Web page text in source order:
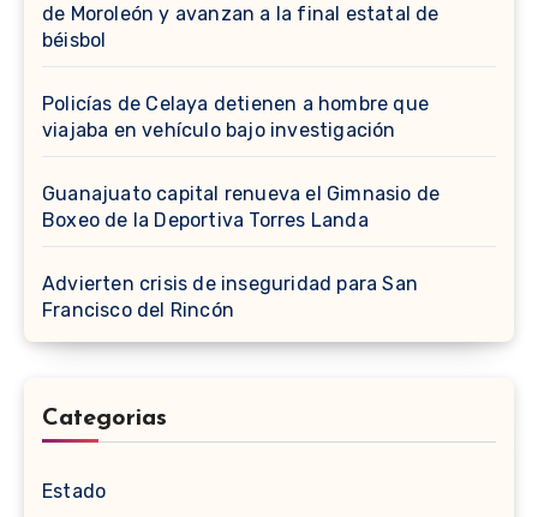
de Moroleón y avanzan a la final estatal de
béisbol
Policías de Celaya detienen a hombre que
viajaba en vehículo bajo investigación
Guanajuato capital renueva el Gimnasio de
Boxeo de la Deportiva Torres Landa
Advierten crisis de inseguridad para San
Francisco del Rincón
Categorias
Estado